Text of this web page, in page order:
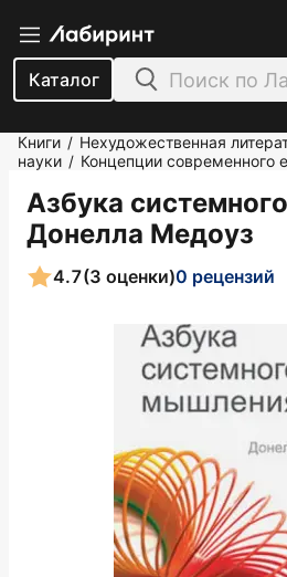
Каталог
Книги / Нехудожественная
науки / Концепции современного
Азбука
Донелла Медоуз
4.7(3 оценки)0 рецензий